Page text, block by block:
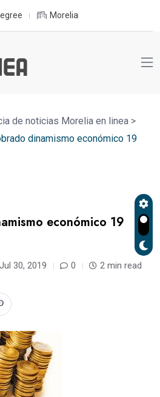
Morelia
de noticias Morelia en linea >
dinamismo económico 19
económico 19
Jul 30, 2019 0 2 min read